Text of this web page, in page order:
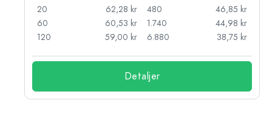
20
62,28 kr
60
60,53 kr
120
59,00 kr
480
46,85 kr
1.740
44,98 kr
6.880
38,75 kr
Detaljer